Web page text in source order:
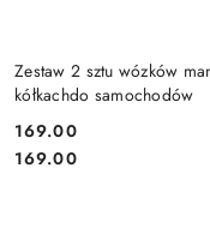
Zestaw 2 sztu wózków
kółkachdo samochodów
Cena:
169.00
Cena:
169.00